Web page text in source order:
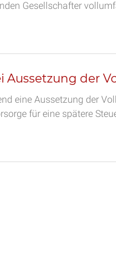
Gesellschafter
der
eine Aussetzung der
für eine spätere